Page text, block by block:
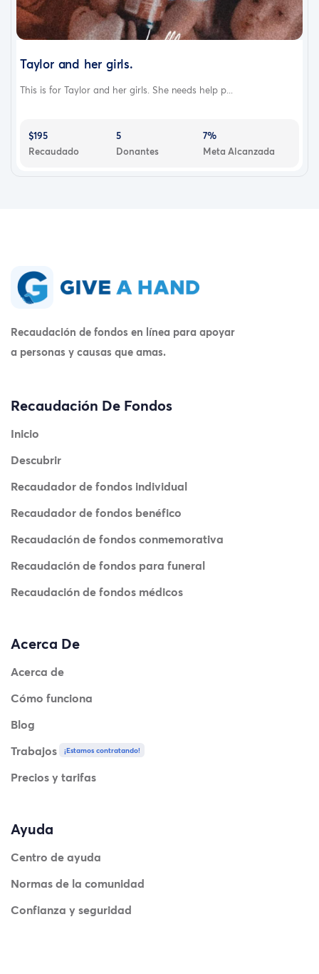
Taylor and her girls.
This is for Taylor and her girls. She needs help p...
$195
Recaudado
5
Donantes
7%
Meta Alcanzada
Recaudación de fondos en línea para apoyar
a personas y causas que amas.
Recaudación De Fondos
Inicio
Descubrir
Recaudador de fondos individual
Recaudador de fondos benéfico
Recaudación de fondos conmemorativa
Recaudación de fondos para funeral
Recaudación de fondos médicos
Acerca De
Acerca de
Cómo funciona
Blog
Trabajos
¡Estamos contratando!
Precios y tarifas
Ayuda
Centro de ayuda
Normas de la comunidad
Confianza y seguridad